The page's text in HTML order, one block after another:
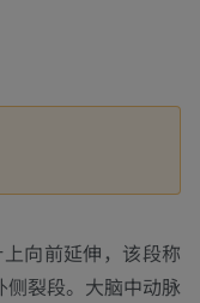
向前延伸，该段称
裂段。大脑中动脉